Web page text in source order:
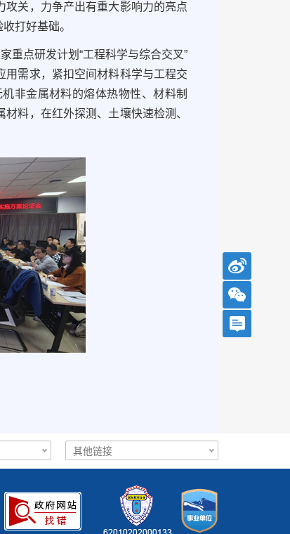
关，力争产出有重大影响力的亮点
打好基础。
重点研发计划“工程科学与综合交叉”
需求，紧扣空间材料科学与工程交
非金属材料的熔体热物性、材料制
料，在红外探测、土壤快速检测、